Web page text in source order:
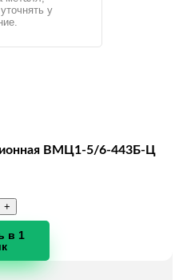
у
ВМЦ1-5/6-443Б-Ц
в 1